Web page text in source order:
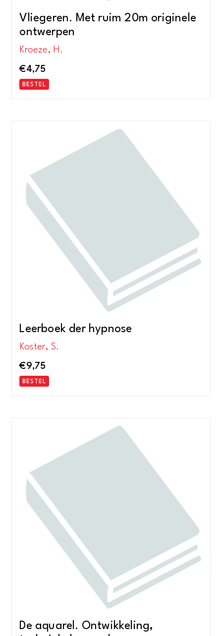
Vliegeren. Met ruim 20m originele
ontwerpen
Kroeze, H.
€4,75
BESTEL
Leerboek der hypnose
Koster, S.
€9,75
BESTEL
De aquarel. Ontwikkeling,